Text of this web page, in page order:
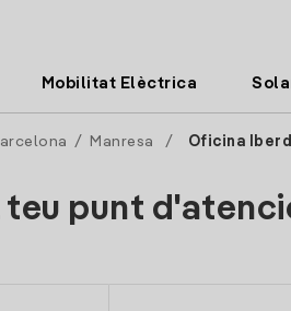
Mobilitat Elèctrica
/ Manresa / Oficina
teu punt